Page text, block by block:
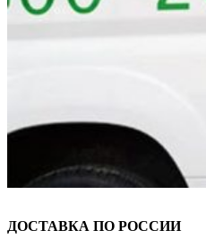
ДОСТАВКА ПО РОССИИ